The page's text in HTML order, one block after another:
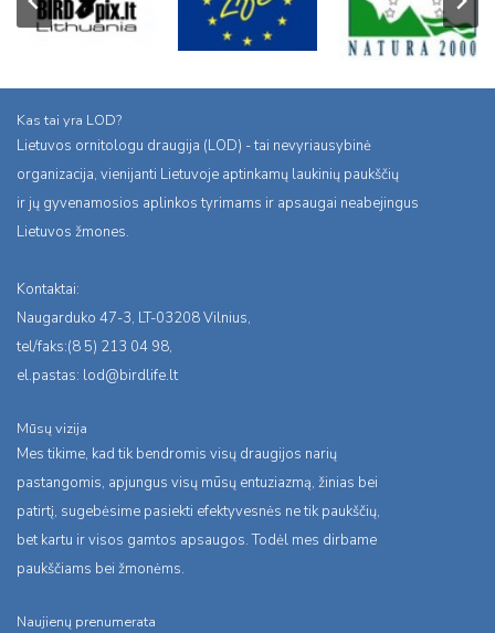
Kas tai yra LOD?
Lietuvos ornitologu draugija (LOD) - tai nevyriausybinė
organizacija, vienijanti Lietuvoje aptinkamų laukinių paukščių
ir jų gyvenamosios aplinkos tyrimams ir apsaugai neabejingus
Lietuvos žmones.
Kontaktai:
Naugarduko 47-3, LT-03208 Vilnius,
tel/faks:(8 5) 213 04 98,
el.pastas: lod@birdlife.lt
Mūsų vizija
Mes tikime, kad tik bendromis visų draugijos narių
pastangomis, apjungus visų mūsų entuziazmą, žinias bei
patirtį, sugebėsime pasiekti efektyvesnės ne tik paukščių,
bet kartu ir visos gamtos apsaugos. Todėl mes dirbame
paukščiams bei žmonėms.
Naujienų prenumerata